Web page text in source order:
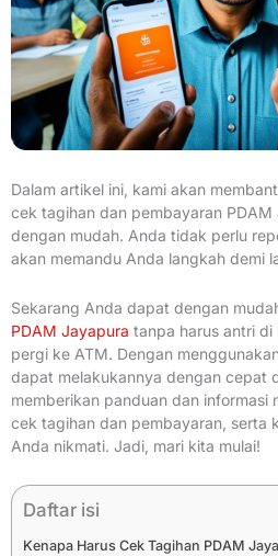
Dalam artikel ini, kami akan
cek tagihan dan pembayaran
dengan mudah. Anda tidak perlu
akan memandu Anda langkah demi
Sekarang Anda dapat dengan
PDAM Jayapura tanpa harus antri
pergi ke ATM. Dengan
dapat melakukannya dengan cepat
memberikan panduan dan informasi
cek tagihan dan pembayaran, serta
Anda nikmati. Jadi, mari kita mulai!
Daftar isi
Kenapa Harus Cek Tagihan PDAM